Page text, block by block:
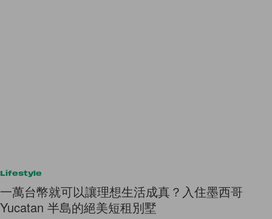
Lifestyle
一萬台幣就可以讓理想生活成真？入住墨西哥
Yucatan 半島的絕美短租別墅